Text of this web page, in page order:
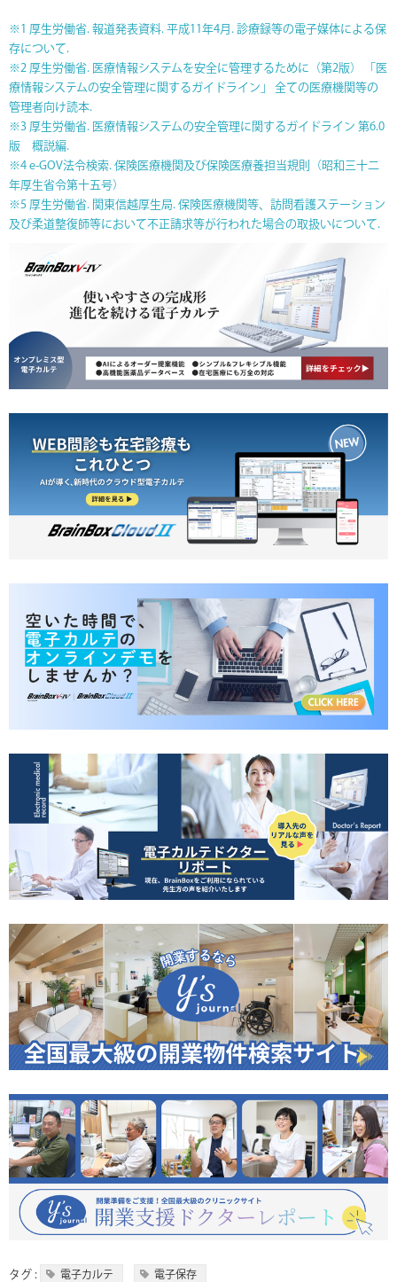
※1 厚生労働省. 報道発表資料. 平成11年4月. 診療録等の電子媒体による保
存について.
※2 厚生労働省. 医療情報システムを安全に管理するために（第2版） 「医
療情報システムの安全管理に関するガイドライン」 全ての医療機関等の
管理者向け読本.
※3 厚生労働省. 医療情報システムの安全管理に関するガイドライン 第6.0
版 概説編.
※4 e-GOV法令検索. 保険医療機関及び保険医療養担当規則（昭和三十二
年厚生省令第十五号）
※5 厚生労働省. 関東信越厚生局. 保険医療機関等、訪問看護ステーション
及び柔道整復師等において不正請求等が行われた場合の取扱いについて.
タグ : 電子カルテ 電子保存